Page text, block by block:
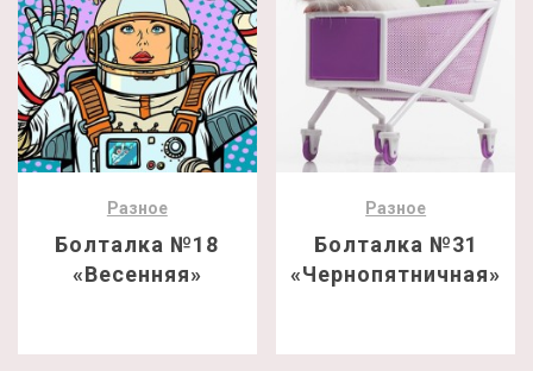
Разное
Болталка №18
«Весенняя»
Разное
Болталка №31
«Чернопятничная»